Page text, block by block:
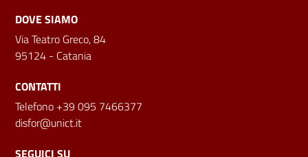
DOVE SIAMO
Via Teatro Greco, 84
95124 - Catania
CONTATTI
Telefono +39 095 7466377
disfor@unict.it